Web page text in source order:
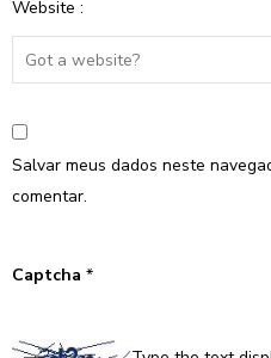
Website :
Salvar meus dados neste
comentar.
Captcha *